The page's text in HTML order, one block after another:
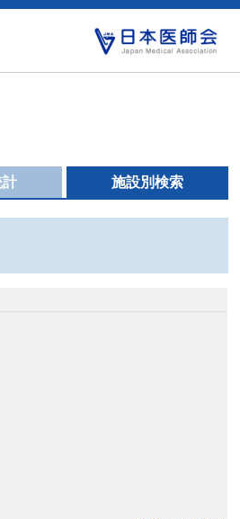
施設別検索